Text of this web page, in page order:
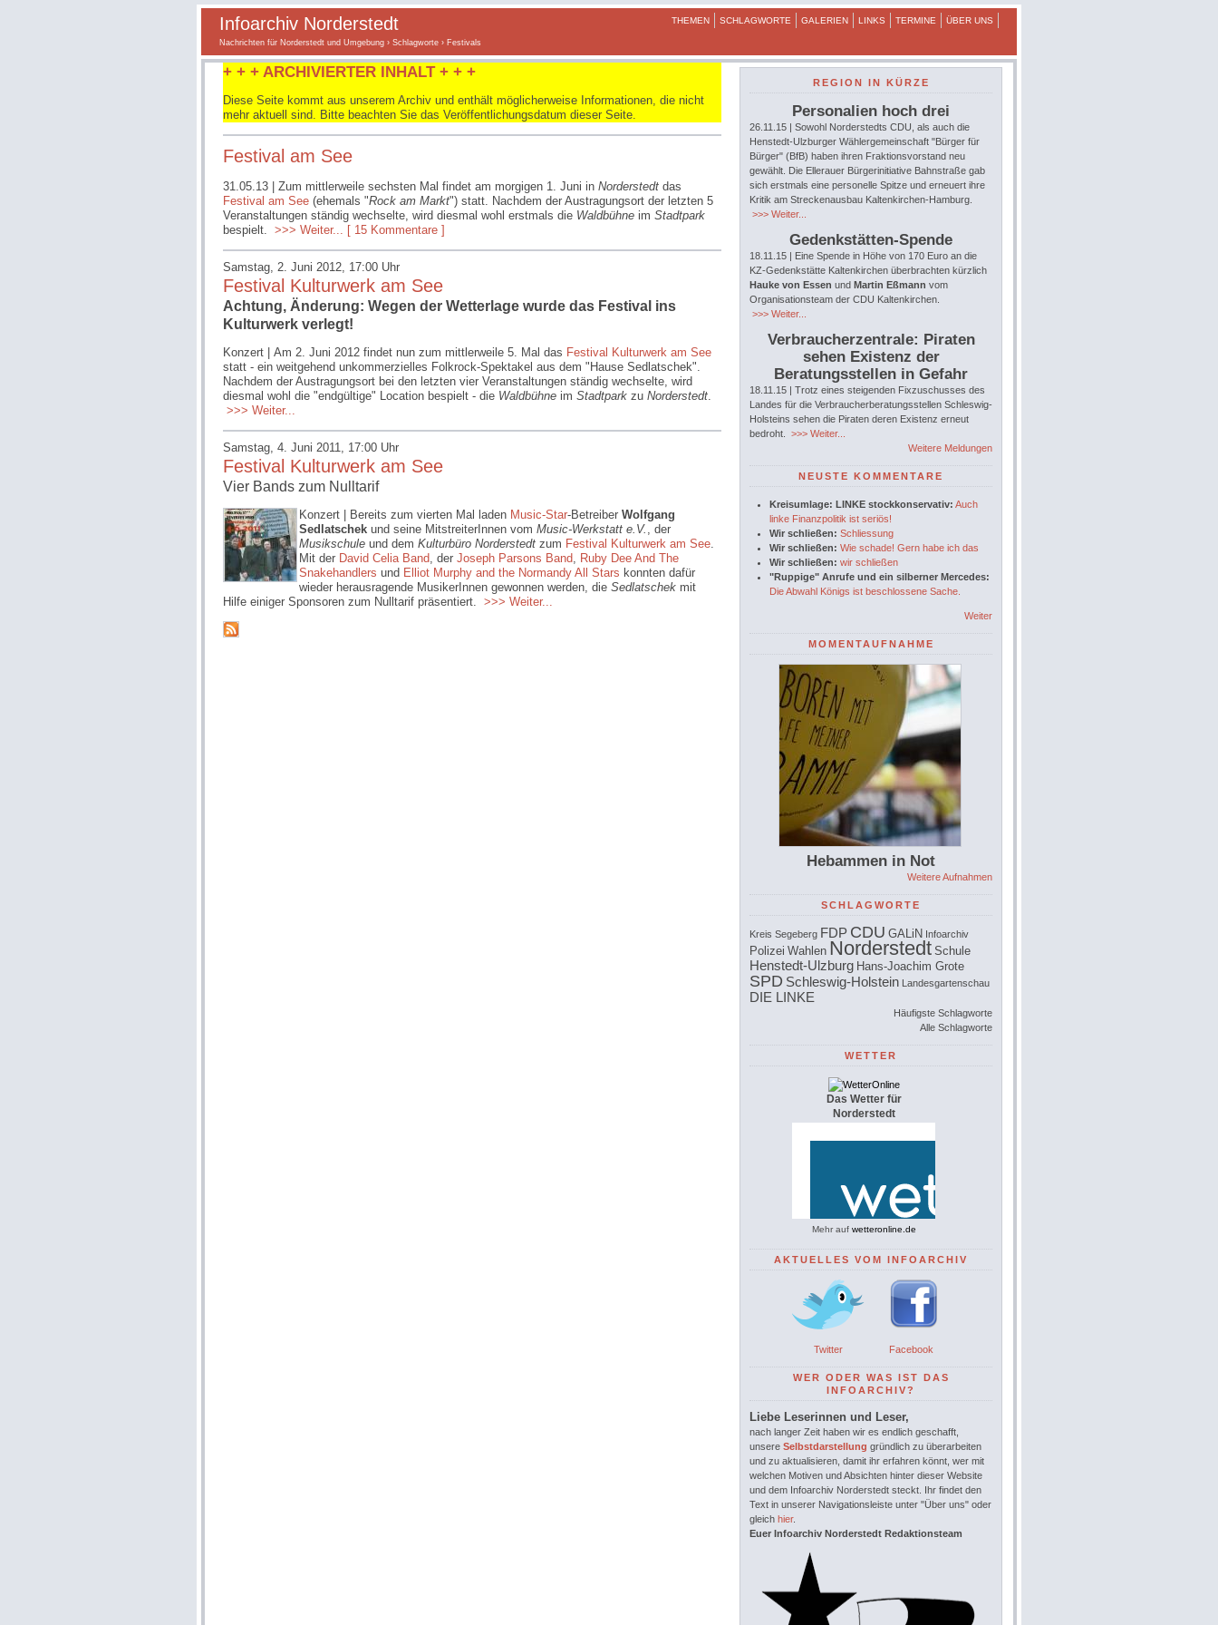
Infoarchiv Norderstedt THEMEN SCHLAGWORTE GALERIEN LINKS TERMINE ÜBER UNS
Nachrichten für Norderstedt und Umgebung › Schlagworte › Festivals
+ + + ARCHIVIERTER INHALT + + +
Diese Seite kommt aus unserem Archiv und enthält möglicherweise Informationen, die nicht
mehr aktuell sind. Bitte beachten Sie das Veröffentlichungsdatum dieser Seite.
Festival am See
31.05.13 | Zum mittlerweile sechsten Mal findet am morgigen 1. Juni in Norderstedt das
Festival am See (ehemals "Rock am Markt") statt. Nachdem der Austragungsort der letzten 5
Veranstaltungen ständig wechselte, wird diesmal wohl erstmals die Waldbühne im Stadtpark
bespielt. >>> Weiter... [ 15 Kommentare ]
Samstag, 2. Juni 2012, 17:00 Uhr
Festival Kulturwerk am See
Achtung, Änderung: Wegen der Wetterlage wurde das Festival ins
Kulturwerk verlegt!
Konzert | Am 2. Juni 2012 findet nun zum mittlerweile 5. Mal das Festival Kulturwerk am See
statt - ein weitgehend unkommerzielles Folkrock-Spektakel aus dem "Hause Sedlatschek".
Nachdem der Austragungsort bei den letzten vier Veranstaltungen ständig wechselte, wird
diesmal wohl die "endgültige" Location bespielt - die Waldbühne im Stadtpark zu Norderstedt.
>>> Weiter...
Samstag, 4. Juni 2011, 17:00 Uhr
Festival Kulturwerk am See
Vier Bands zum Nulltarif
Konzert | Bereits zum vierten Mal laden Music-Star-Betreiber Wolfgang
Sedlatschek und seine MitstreiterInnen vom Music-Werkstatt e.V. , der
Musikschule und dem Kulturbüro Norderstedt zum Festival Kulturwerk am See.
Mit der David Celia Band, der Joseph Parsons Band, Ruby Dee And The
Snakehandlers und Elliot Murphy and the Normandy All Stars konnten dafür
wieder herausragende MusikerInnen gewonnen werden, die Sedlatschek mit
Hilfe einiger Sponsoren zum Nulltarif präsentiert. >>> Weiter...
REGION IN KÜRZE
Personalien hoch drei
26.11.15 | Sowohl Norderstedts CDU, als auch die
Henstedt-Ulzburger Wählergemeinschaft "Bürger für
Bürger" (BfB) haben ihren Fraktionsvorstand neu
gewählt. Die Ellerauer Bürgerinitiative Bahnstraße gab
sich erstmals eine personelle Spitze und erneuert ihre
Kritik am Streckenausbau Kaltenkirchen-Hamburg.
>>> Weiter...
Gedenkstätten-Spende
18.11.15 | Eine Spende in Höhe von 170 Euro an die
KZ-Gedenkstätte Kaltenkirchen überbrachten kürzlich
Hauke von Essen und Martin Eßmann vom
Organisationsteam der CDU Kaltenkirchen.
>>> Weiter...
Verbraucherzentrale: Piraten
sehen Existenz der
Beratungsstellen in Gefahr
18.11.15 | Trotz eines steigenden Fixzuschusses des
Landes für die Verbraucherberatungsstellen Schleswig-
Holsteins sehen die Piraten deren Existenz erneut
bedroht.
>>> Weiter...
Weitere Meldungen
NEUSTE KOMMENTARE
Kreisumlage: LINKE stockkonservativ: Auch
linke Finanzpolitik ist seriös!
Wir schließen: Schliessung
Wir schließen: Wie schade! Gern habe ich das
Wir schließen: wir schließen
"Ruppige" Anrufe und ein silberner Mercedes:
Die Abwahl Königs ist beschlossene Sache.
Weiter
MOMENTAUFNAHME
Hebammen in Not
Weitere Aufnahmen
SCHLAGWORTE
Kreis Segeberg FDP CDU GALiN Infoarchiv
Polizei Wahlen Norderstedt Schule
Henstedt-Ulzburg Hans-Joachim Grote
SPD Schleswig-Holstein Landesgartenschau
DIE LINKE
Häufigste Schlagworte
Alle Schlagworte
WETTER
Das Wetter für
Norderstedt
Mehr auf wetteronline.de
AKTUELLES VOM INFOARCHIV
Twitter Facebook
WER ODER WAS IST DAS
INFOARCHIV?
Liebe Leserinnen und Leser,
nach langer Zeit haben wir es endlich geschafft,
unsere Selbstdarstellung gründlich zu überarbeiten
und zu aktualisieren, damit ihr erfahren könnt, wer mit
welchen Motiven und Absichten hinter dieser Website
und dem Infoarchiv Norderstedt steckt. Ihr findet den
Text in unserer Navigationsleiste unter "Über uns" oder
gleich hier.
Euer Infoarchiv Norderstedt Redaktionsteam